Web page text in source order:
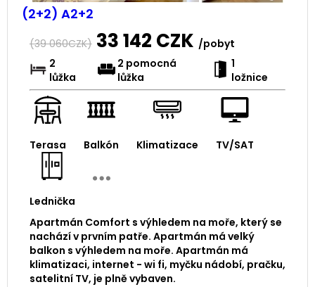
(2+2) A2+2
(39 060CZK) 33 142 CZK /pobyt
2
lůžka
2 pomocná
lůžka
1
ložnice
Terasa Balkón Klimatizace TV/SAT
Lednička
Apartmán Comfort s výhledem na moře, který se
nachází v prvním patře. Apartmán má velký
balkon s výhledem na moře. Apartmán má
klimatizaci, internet - wi fi, myčku nádobí, pračku,
satelitní TV, je plně vybaven.